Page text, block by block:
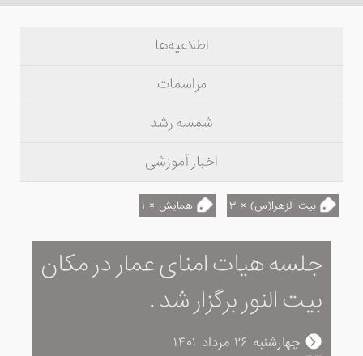
اطلاعیه‌ها
مراسمات
شمسه رشد
اخبار آموزشی
بیت الزهرا(س) × ۳ همایش × ۱
جلسه هیات امنای عمار در مکان
بیت النور برگزار شد .
چهارشنبه ۲۶ مرداد ۱۴۰۱